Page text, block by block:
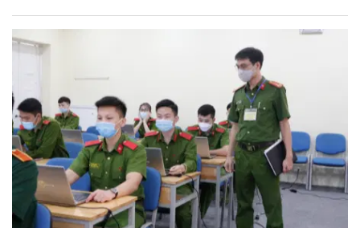
tuyến.